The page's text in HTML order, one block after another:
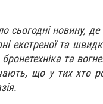
сьогодні новину,
екстреної та
та
що у тих